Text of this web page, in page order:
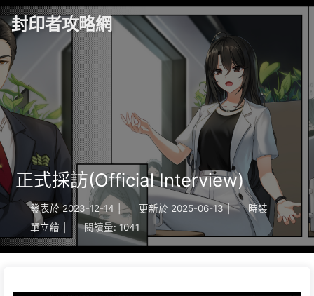
封印者攻略網
正式採訪(Official Interview)
發表於 2023-12-14 | 更新於 2025-06-13 |
時裝
單立繪
閱讀量: 1041